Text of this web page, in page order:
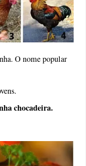
O nome popular
chocadeira.